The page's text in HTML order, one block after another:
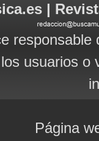
|
usuarios
Página